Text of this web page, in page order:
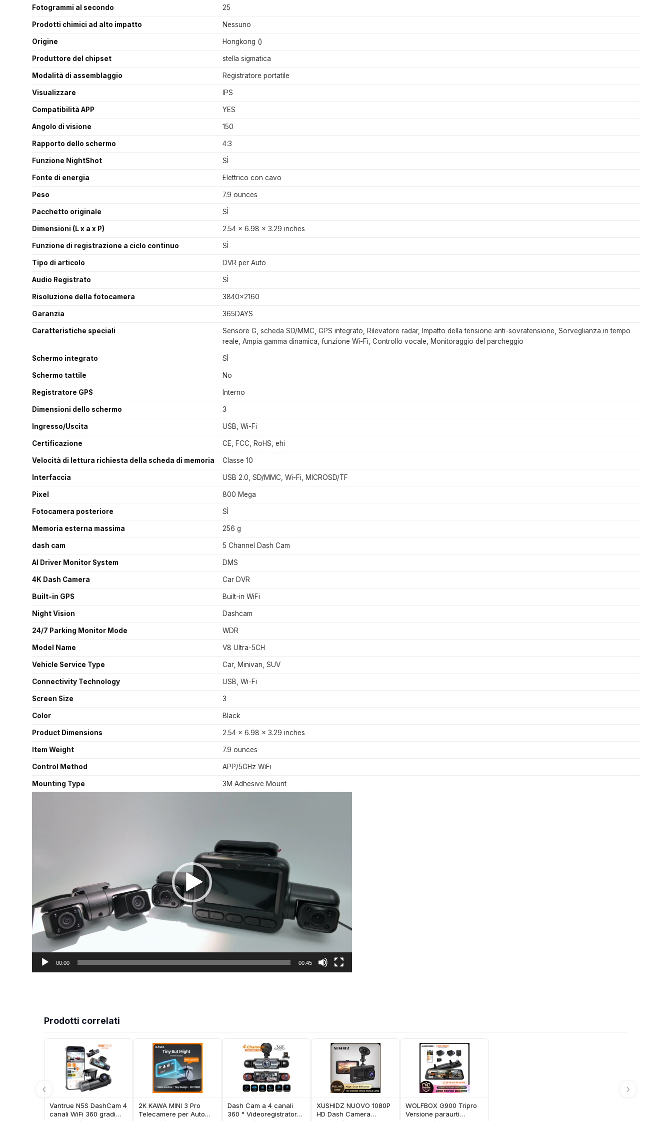
Fotogrammi al secondo 25
Prodotti chimici ad alto impatto Nessuno
Origine Hongkong ()
Produttore del chipset stella sigmatica
Modalità di assemblaggio Registratore portatile
Visualizzare IPS
Compatibilità APP YES
Angolo di visione 150
Rapporto dello schermo 4:3
Funzione NightShot SÌ
Fonte di energia Elettrico con cavo
Peso 7.9 ounces
Pacchetto originale SÌ
Dimensioni (L x a x P) 2.54 x 6.98 x 3.29 inches
Funzione di registrazione a ciclo continuo SÌ
Tipo di articolo DVR per Auto
Audio Registrato SÌ
Risoluzione della fotocamera 3840x2160
Garanzia 365DAYS
Caratteristiche speciali
Sensore G, scheda SD/MMC, GPS integrato, Rilevatore radar, Impatto della tensione anti-sovratensione, Sorveglianza in tempo
reale, Ampia gamma dinamica, funzione Wi-Fi, Controllo vocale, Monitoraggio del parcheggio
Schermo integrato SÌ
Schermo tattile No
Registratore GPS Interno
Dimensioni dello schermo 3
Ingresso/Uscita USB, Wi-Fi
Certificazione CE, FCC, RoHS, ehi
Velocità di lettura richiesta della scheda di memoria Classe 10
Interfaccia USB 2.0, SD/MMC, Wi-Fi, MICROSD/TF
Pixel 800 Mega
Fotocamera posteriore SÌ
Memoria esterna massima 256 g
dash cam 5 Channel Dash Cam
AI Driver Monitor System DMS
4K Dash Camera Car DVR
Built-in GPS Built-in WiFi
Night Vision Dashcam
24/7 Parking Monitor Mode WDR
Model Name V8 Ultra-5CH
Vehicle Service Type Car, Minivan, SUV
Connectivity Technology USB, Wi-Fi
Screen Size 3
Color Black
Product Dimensions 2.54 x 6.98 x 3.29 inches
Item Weight 7.9 ounces
Control Method APP/5GHz WiFi
Mounting Type 3M Adhesive Mount
00:00 00:45
Prodotti correlati
‹
Vantrue N5S DashCam 4
canali WiFi 360 gradi
2K KAWA MINI 3 Pro
Telecamere per Auto
Dash Cam a 4 canali
360 ° Videoregistratore
XUSHIDZ NUOVO 1080P
HD Dash Camera
WOLFBOX G900 Tripro
Versione paraurti
›